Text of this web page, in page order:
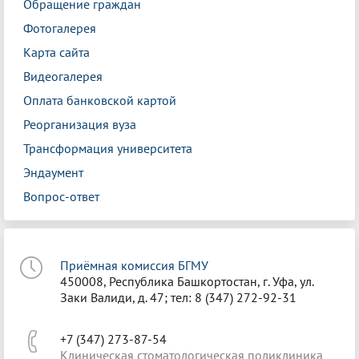
Обращение граждан
Фотогалерея
Карта сайта
Видеогалерея
Оплата банковской картой
Реорганизация вуза
Трансформация университета
Эндаумент
Вопрос-ответ
Приёмная комиссия БГМУ
450008, Республика Башкортостан, г. Уфа, ул.
Заки Валиди, д. 47; тел: 8 (347) 272-92-31
+7 (347) 273-87-54
Клиническая стоматологическая поликлиника